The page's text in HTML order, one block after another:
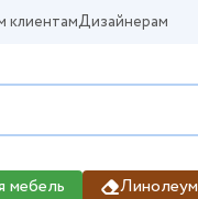
клиентамДизайнерам
мебель Линолеум